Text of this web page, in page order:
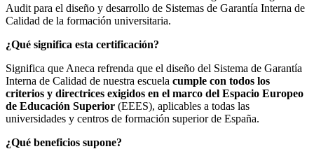
Audit para el diseño y desarrollo de Sistemas de Garantía Interna de
Calidad de la formación universitaria.
¿Qué significa esta certificación?
Significa que Aneca refrenda que el diseño del Sistema de Garantía
Interna de Calidad de nuestra escuela cumple con todos los
criterios y directrices exigidos en el marco del Espacio Europeo
de Educación Superior (EEES), aplicables a todas las
universidades y centros de formación superior de España.
¿Qué beneficios supone?